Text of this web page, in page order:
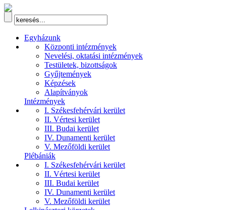
Egyházunk
Központi intézmények
Nevelési, oktatási intézmények
Testületek, bizottságok
Gyűjtemények
Képzések
Alapítványok
Intézmények
I. Székesfehérvári kerület
II. Vértesi kerület
III. Budai kerület
IV. Dunamenti kerület
V. Mezőföldi kerület
Plébániák
I. Székesfehérvári kerület
II. Vértesi kerület
III. Budai kerület
IV. Dunamenti kerület
V. Mezőföldi kerület